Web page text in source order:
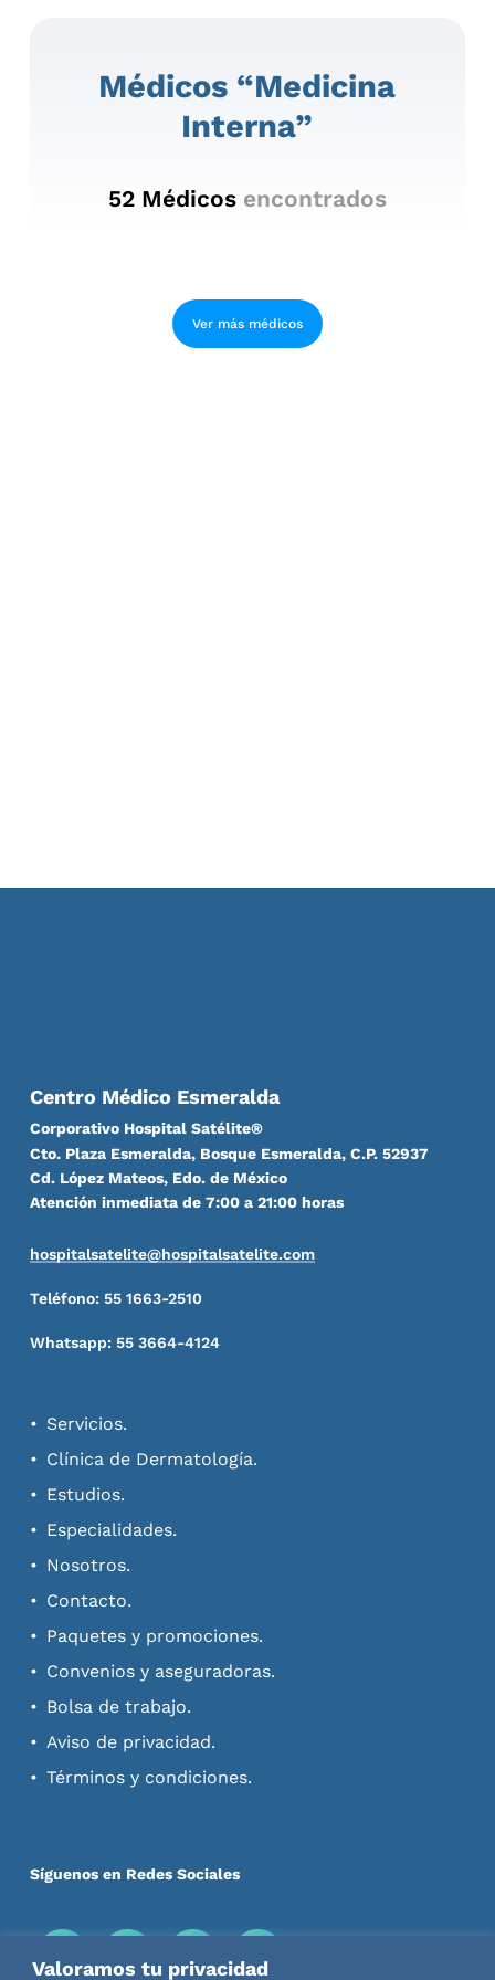
Valoramos tu privacidad
Médicos “medicina
Interna”
52Médicos encontrados
Ver más médicos
Centro Médico Esmeralda
Corporativo Hospital Satélite®
Cto. Plaza Esmeralda, Bosque Esmeralda, C.P. 52937
Cd. López Mateos, Edo. de México
Atención inmediata de 7:00 a 21:00 horas
hospitalsatelite@hospitalsatelite.com
Teléfono: 55 1663-2510
Whatsapp: 55 3664-4124
Servicios.
Clínica de Dermatología.
Estudios.
Especialidades.
Nosotros.
Contacto.
Paquetes y promociones.
Convenios y aseguradoras.
Bolsa de trabajo.
Aviso de privacidad.
Términos y condiciones.
Síguenos en Redes Sociales